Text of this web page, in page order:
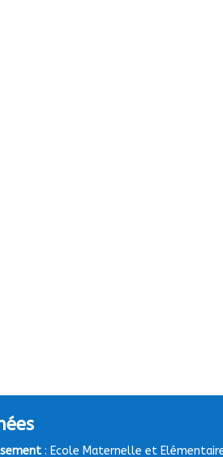
: Ecole Maternelle et